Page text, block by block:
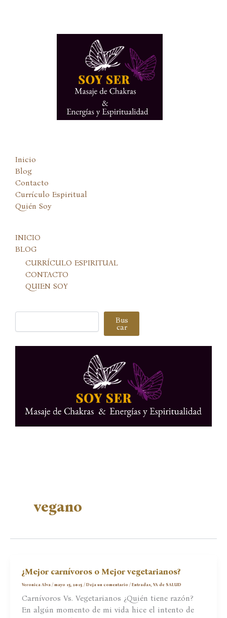
Inicio
Blog
Contacto
Currículo Espiritual
Quién Soy
INICIO
BLOG
CURRÍCULO ESPIRITUAL
CONTACTO
QUIEN SOY
Buscar Bus
car
vegano
¿Mejor carnívoros o Mejor vegetarianos?
Veronica Alva/mayo 15, 2015/Deja un comentario /Entradas,VA de SALUD
Carnívoros Vs. Vegetarianos ¿Quién tiene razón?
En algún momento de mi vida hice el intento de